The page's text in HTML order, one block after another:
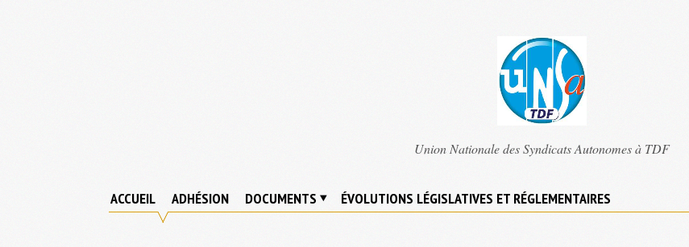
TDF
Union Nationale des Syndicats Autonomes à TDF
ACCUEIL ADHÉSION DOCUMENTS ÉVOLUTIONS LÉGISLATIVES ET RÉGLEMENTAIRES